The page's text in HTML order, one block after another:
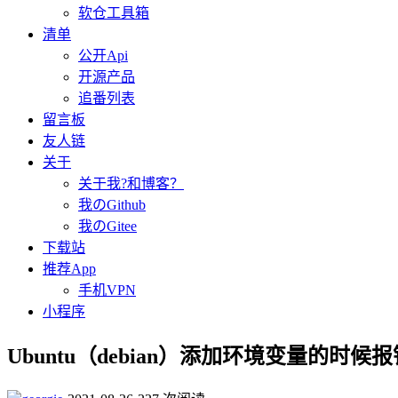
软仓工具箱
清单
公开Api
开源产品
追番列表
留言板
友人链
关于
关于我?和博客？
我のGithub
我のGitee
下载站
推荐App
手机VPN
小程序
Ubuntu（debian）添加环境变量的时候报